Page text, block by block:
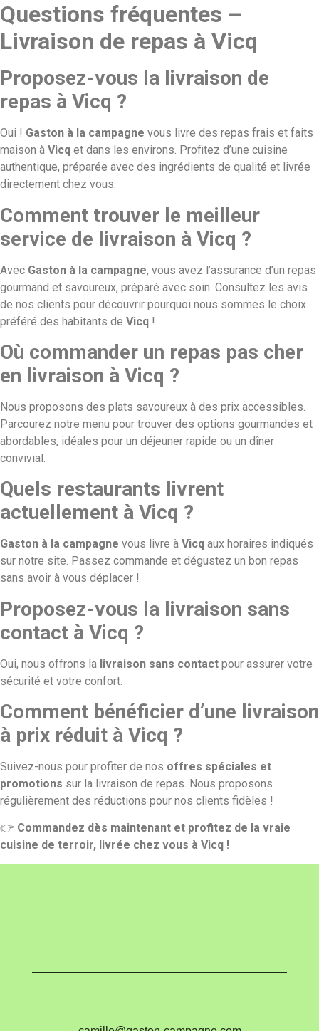
Questions fréquentes –
Livraison de repas à Vicq
Proposez-vous la livraison de
repas à Vicq ?
Oui ! Gaston à la campagne vous livre des repas frais et faits
maison à Vicq et dans les environs. Profitez d’une cuisine
authentique, préparée avec des ingrédients de qualité et livrée
directement chez vous.
Comment trouver le meilleur
service de livraison à Vicq ?
Avec Gaston à la campagne, vous avez l’assurance d’un repas
gourmand et savoureux, préparé avec soin. Consultez les avis
de nos clients pour découvrir pourquoi nous sommes le choix
préféré des habitants de Vicq !
Où commander un repas pas cher
en livraison à Vicq ?
Nous proposons des plats savoureux à des prix accessibles.
Parcourez notre menu pour trouver des options gourmandes et
abordables, idéales pour un déjeuner rapide ou un dîner
convivial.
Quels restaurants livrent
actuellement à Vicq ?
Gaston à la campagne vous livre à Vicq aux horaires indiqués
sur notre site. Passez commande et dégustez un bon repas
sans avoir à vous déplacer !
Proposez-vous la livraison sans
contact à Vicq ?
Oui, nous offrons la livraison sans contact pour assurer votre
sécurité et votre confort.
Comment bénéficier d’une livraison
à prix réduit à Vicq ?
Suivez-nous pour profiter de nos offres spéciales et
promotions sur la livraison de repas. Nous proposons
régulièrement des réductions pour nos clients fidèles !
👉 Commandez dès maintenant et profitez de la vraie
cuisine de terroir, livrée chez vous à Vicq !